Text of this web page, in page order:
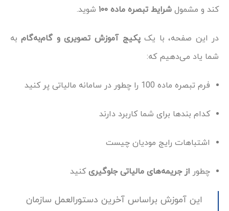
کند و مشمول شرایط تبصره ماده ۱۰۰ شوید.
در این صفحه، با یکپکیج آموزش تصویری و گام‌به‌گامبه
شما یاد می‌دهیم که:
فرم تبصره ماده 100 را چطور در سامانه مالیاتی پر کنید
کدام بندها برای شما کاربرد دارند
اشتباهات رایج مودیان چیست
چطور از جریمه‌های مالیاتی جلوگیریکنید
این آموزش براساس آخرین دستورالعمل سازمان